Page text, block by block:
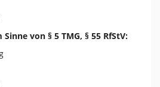
von § 5 TMG, § 55 RfStV: